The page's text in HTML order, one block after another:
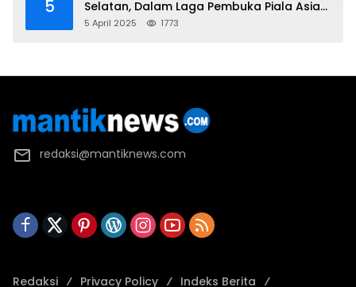
5
Selatan, Dalam Laga Pembuka Piala Asia
2025 U-17
5 April 2025 1773
redaksi@mantiknews.com
Redaksi Privacy Policy Indeks Berita